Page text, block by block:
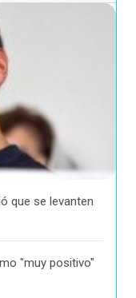
que se levanten
"muy positivo"